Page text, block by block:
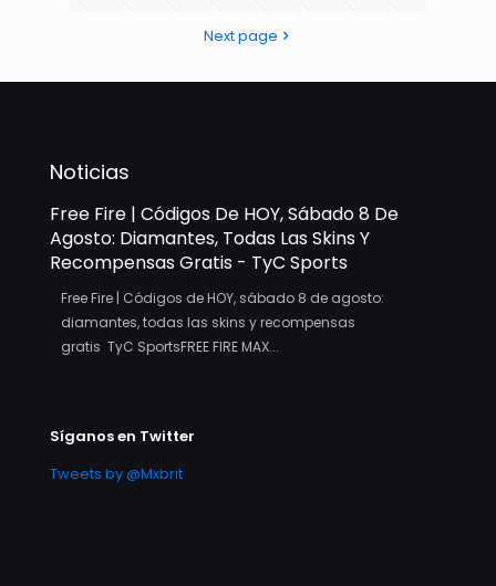
Next page
Noticias
Free Fire | Códigos De HOY, Sábado 8 De
Agosto: Diamantes, Todas Las Skins Y
Recompensas Gratis - TyC Sports
Free Fire | Códigos de HOY, sábado 8 de agosto:
diamantes, todas las skins y recompensas
gratis TyC SportsFREE FIRE MAX...
Síganos en Twitter
Tweets by @Mxbrit